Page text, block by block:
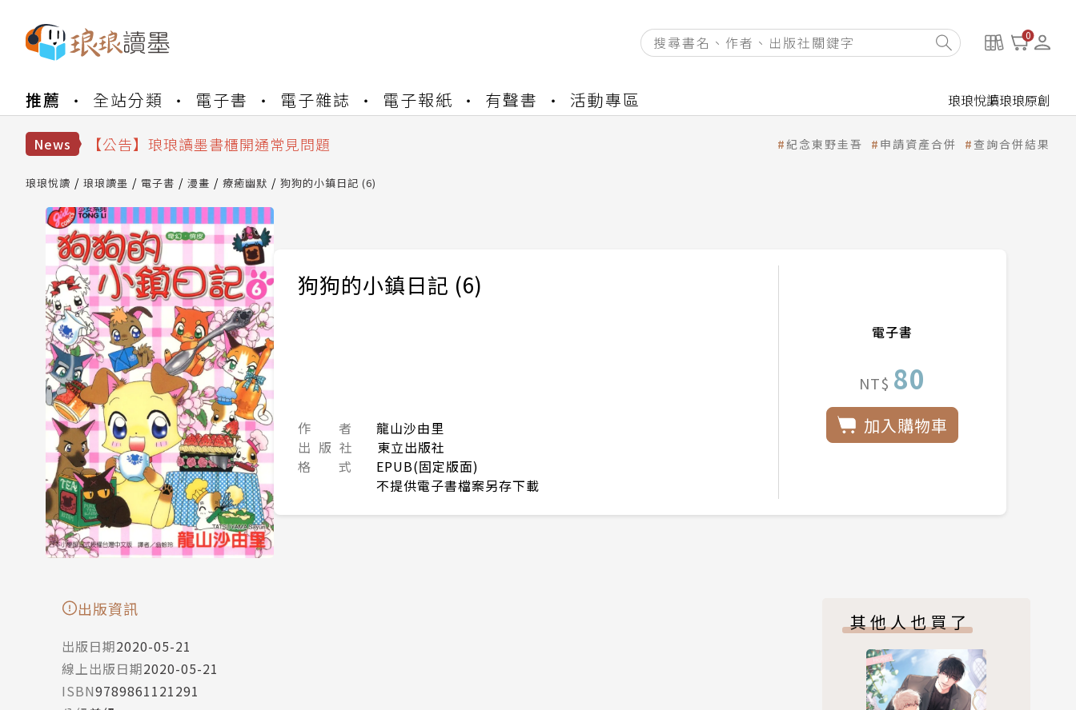
0
推薦 全站分類 電子書 電子雜誌 電子報紙 有聲書 活動專區 琅琅悅讀琅琅原創
News
【公告】琅琅讀墨數位閱讀資產合併與書櫃開通申請
【公告】琅琅讀墨 3 分鐘完成書櫃開通與資產合併申請圖文教學
【公告】琅琅讀墨數位閱讀資產合併與書櫃開通申請
紀念東野圭吾 申請資產合併 查詢合併結果
琅琅悅讀 琅琅讀墨 電子書 漫畫 療癒幽默 狗狗的小鎮日記 (6)
狗狗的小鎮日記 (6)
作 者
龍山沙由里
出 版 社
東立出版社
格 式
EPUB(固定版面)
不提供電子書檔案另存下載
電子書
NT$ 80
加入購物車
出版資訊
出版日期2020-05-21
線上出版日期2020-05-21
ISBN9789861121291
其他人也買了